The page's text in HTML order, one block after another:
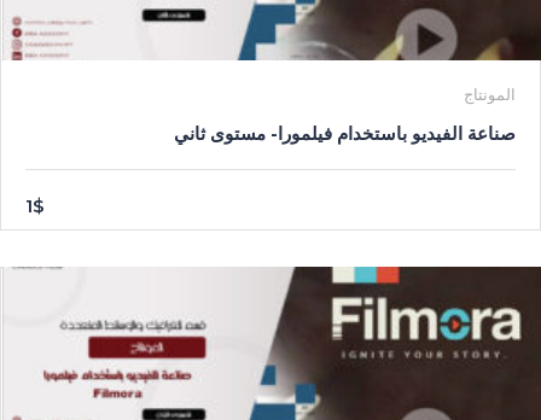
المونتاج
صناعة الفيديو باستخدام فيلمورا- مستوى ثاني
1$